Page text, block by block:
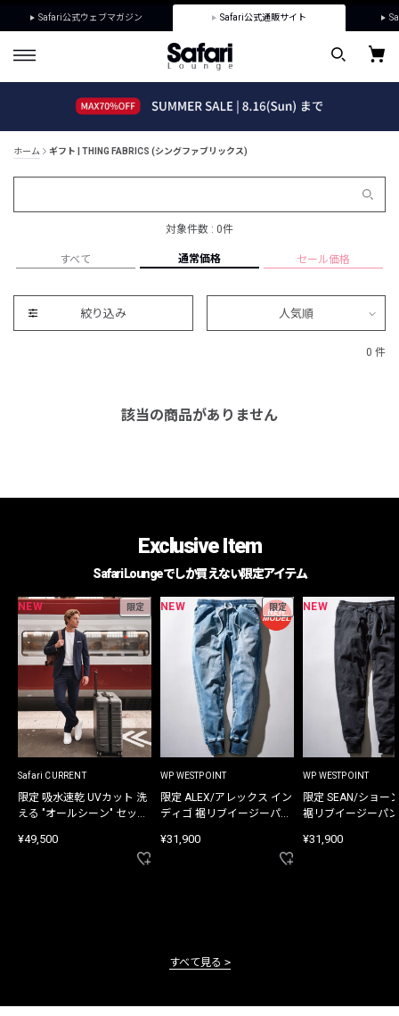
Safari公式ウェブマガジン Safari公式通販サイト
ホーム ギフト | THING FABRICS (シングファブリックス)
対象件数 : 0件
すべて 通常価格 セール価格
絞り込み 人気順
0 件
該当の商品がありません
Exclusive Item
Safari Loungeでしか買えない限定アイテム
NEW 限定
Safari CURRENT
限定 吸水速乾 UVカット 洗
える "オールシーン" セット
¥49,500
NEW 限定
WP WESTPOINT
限定 ALEX/アレックス イン
ディゴ 裾リブイージーパン
¥31,900
NEW
WP WESTPOINT
限定 SEAN/ショー
裾リブイージーパ
¥31,900
すべて見る